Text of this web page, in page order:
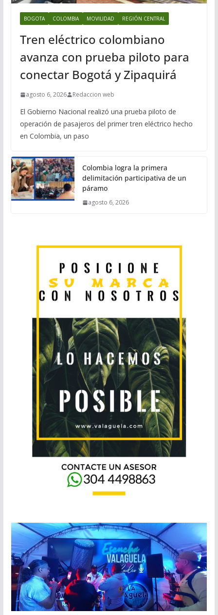
BOGOTA COLOMBIA MOVILIDAD REGIÓN CENTRAL
Tren eléctrico colombiano
avanza con prueba piloto para
conectar Bogotá y Zipaquirá
agosto 6, 2026 Redaccion web
El Gobierno Nacional realizó una prueba piloto de
operación de pasajeros del primer tren eléctrico hecho
en Colombia, un paso
Colombia logra la primera
delimitación participativa de un
páramo
agosto 6, 2026